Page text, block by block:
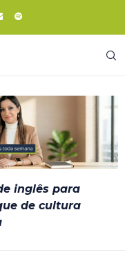
inglês para
de cultura